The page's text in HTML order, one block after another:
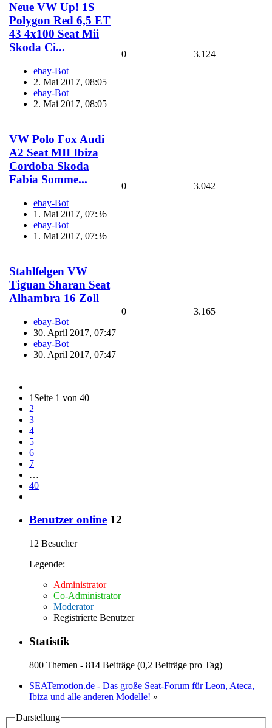
Neue VW Up! 1S
Polygon Red 6,5 ET
43 4x100 Seat Mii
Skoda Ci...
ebay-Bot
2. Mai 2017, 08:05
ebay-Bot
2. Mai 2017, 08:05
0 3.124
VW Polo Fox Audi
A2 Seat MII Ibiza
Cordoba Skoda
Fabia Somme...
ebay-Bot
1. Mai 2017, 07:36
ebay-Bot
1. Mai 2017, 07:36
0 3.042
Stahlfelgen VW
Tiguan Sharan Seat
Alhambra 16 Zoll
ebay-Bot
30. April 2017, 07:47
ebay-Bot
30. April 2017, 07:47
0 3.165
1 Seite 1 von 40
2
3
4
5
6
7
…
40
Benutzer online 12
12 Besucher
Legende:
Administrator
Co-Administrator
Moderator
Registrierte Benutzer
Statistik
800 Themen - 814 Beiträge (0,2 Beiträge pro Tag)
SEATemotion.de - Das große Seat-Forum für Leon, Ateca,
Ibiza und alle anderen Modelle! »
Darstellung